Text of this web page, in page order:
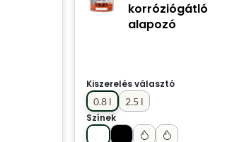
korróziógátló
alapozó
Kiszerelés választó
0.8 l
2.5 l
Színek